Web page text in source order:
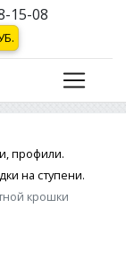
15-08
профили.
на ступени.
крошки